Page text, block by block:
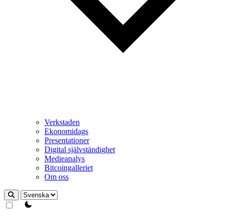
Verkstaden
Ekonomidags
Presentationer
Digital självständighet
Medieanalys
Bitcoingalleriet
Om oss
theme switcher